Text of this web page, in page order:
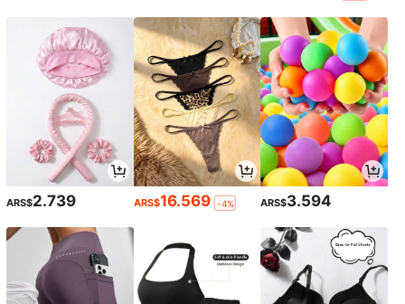
ARS$2.739 ARS$16.569 -4% ARS$3.594